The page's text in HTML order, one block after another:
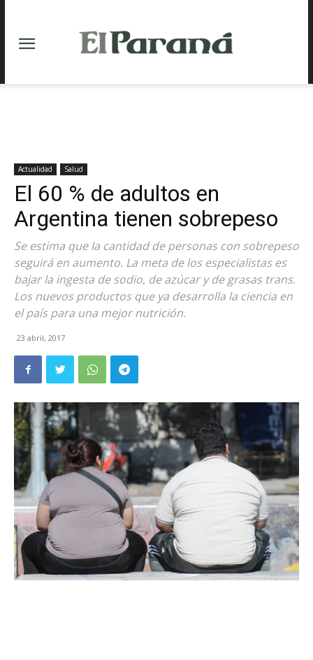
Actualidad Salud
El 60 % de adultos en
Argentina tienen sobrepeso
Se estima que la cantidad de personas con sobrepeso
seguirá en aumento. La meta de los especialistas es
bajar la ingesta de sodio, de azúcar y de grasas trans.
Los nuevos productos que ya desarrolla la ciencia en
el país para una mejor nutrición.
23 abril, 2017